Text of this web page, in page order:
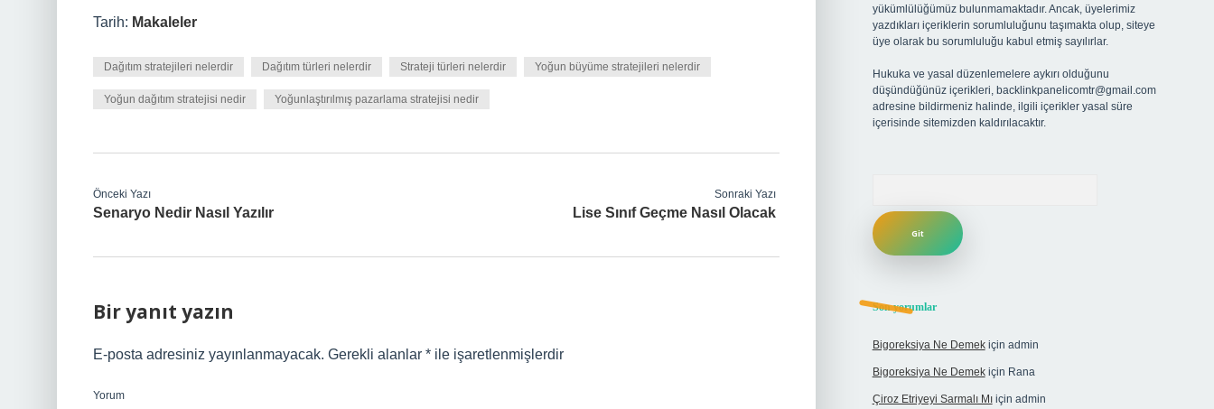
Tarih: Makaleler
Dağıtım stratejileri nelerdir Dağıtım türleri nelerdir Strateji türleri nelerdir Yoğun büyüme stratejileri nelerdir
Yoğun dağıtım stratejisi nedir Yoğunlaştırılmış pazarlama stratejisi nedir
Önceki Yazı
Senaryo Nedir Nasıl Yazılır
Sonraki Yazı
Lise Sınıf Geçme Nasıl Olacak
Bir yanıt yazın
E-posta adresiniz yayınlanmayacak. Gerekli alanlar * ile işaretlenmişlerdir
Yorum
yükümlülüğümüz bulunmamaktadır. Ancak, üyelerimiz
yazdıkları içeriklerin sorumluluğunu taşımakta olup, siteye
üye olarak bu sorumluluğu kabul etmiş sayılırlar.
Hukuka ve yasal düzenlemelere aykırı olduğunu
düşündüğünüz içerikleri, backlinkpanelicomtr@gmail.com
adresine bildirmeniz halinde, ilgili içerikler yasal süre
içerisinde sitemizden kaldırılacaktır.
Son yorumlar
Bigoreksiya Ne Demekiçin admin
Bigoreksiya Ne Demekiçin Rana
Çiroz Etriyeyi Sarmalı Mıiçin admin